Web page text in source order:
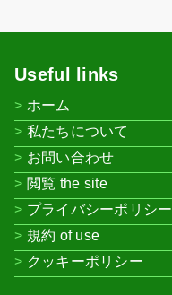
Useful links
ホーム
私たちについて
お問い合わせ
閲覧 the site
プライバシーポリシー
規約 of use
クッキーポリシー